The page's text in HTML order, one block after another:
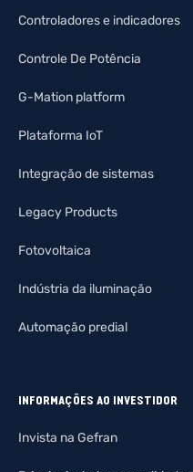
Controladores e indicadores
Controle De Potência
G-Mation platform
Plataforma IoT
Integração de sistemas
Legacy Products
Fotovoltaica
Indústria da iluminação
Automação predial
INFORMAÇÕES AO INVESTIDOR
Invista na Gefran